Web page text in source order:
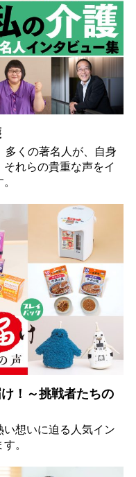
多くの著名人が、自身
れらの貴重な声をイ
！～挑戦者たちの
想いに迫る人気イン
。